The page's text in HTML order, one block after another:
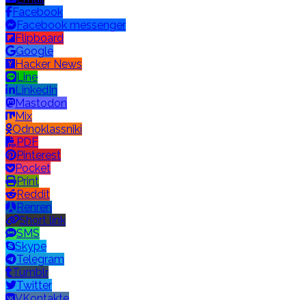
Facebook
Facebook messenger
Flipboard
Google
Hacker News
Line
LinkedIn
Mastodon
Mix
Odnoklassniki
PDF
Pinterest
Pocket
Print
Reddit
Renren
Short link
SMS
Skype
Telegram
Tumblr
Twitter